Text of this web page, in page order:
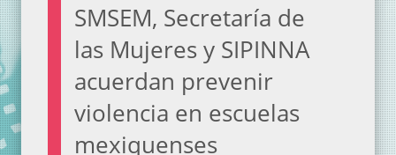
SMSEM, Secretaría de
las Mujeres y SIPINNA
acuerdan prevenir
violencia en escuelas
mexiquenses